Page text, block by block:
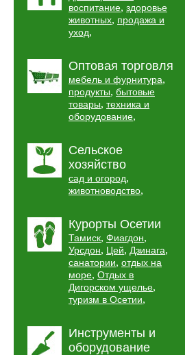
воспитание, здоровье
животных, продажа и
уход,
Оптовая торговля
мебель и фурнитура,
продукты, бытовые
товары, техника и
оборудование,
Сельское
хозяйство
сад и огород,
животноводство,
Курорты Осетии
Тамиск, Фиагдон,
Урсдон, Цей, Дзинага,
санатории, отдых на
море, Отдых в
Дигорском ущелье,
туризм в Осетии,
Инструменты и
оборудование